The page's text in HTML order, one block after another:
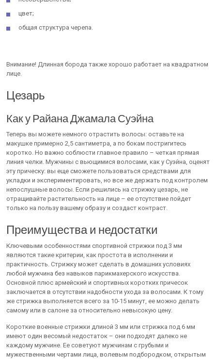
цвет;
общая структура черепа.
Внимание! Длинная борода также хорошо работает на квадратном
лице.
Цезарь
Как у Райана Джамала Суэйна
Теперь вы можете немного отрастить волосы: оставьте на
макушке примерно 2,5 сантиметра, а по бокам постригитесь
коротко. Но важно соблюсти главное правило – четкая прямая
линия челки. Мужчины с вьющимися волосами, как у Суэйна, оценят
эту прическу: вы еще сможете пользоваться средствами для
укладки и экспериментировать, но все же держать под контролем
непослушные волосы. Если решились на стрижку цезарь, не
отращивайте растительность на лице – ее отсутствие пойдет
только на пользу вашему образу и создаст контраст.
Преимущества и недостатки
Ключевыми особенностями спортивной стрижки под 3 мм
являются такие критерии, как простота в исполнении и
практичность. Стрижку может сделать в домашних условиях
любой мужчина без навыков парикмахерского искусства.
Основной плюс армейский и спортивных коротких причесок
заключается в отсутствии надобности ухода за волосами. К тому
же стрижка выполняется всего за 10-15 минут, ее можно делать
самому или в салоне за относительно невысокую цену.
Короткие военные стрижки длиной 3 мм или стрижка под 6 мм
имеют один весомый недостаток – они подходят далеко не
каждому мужчине. Ее советуют мужчинам с грубыми и
мужественными чертами лица, волевым подбородком, открытым